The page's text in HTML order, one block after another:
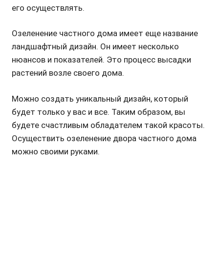
его осуществлять.
Озеленение частного дома имеет еще название
ландшафтный дизайн. Он имеет несколько
нюансов и показателей. Это процесс высадки
растений возле своего дома.
Можно создать уникальный дизайн, который
будет только у вас и все. Таким образом, вы
будете счастливым обладателем такой красоты.
Осуществить озеленение двора частного дома
можно своими руками.